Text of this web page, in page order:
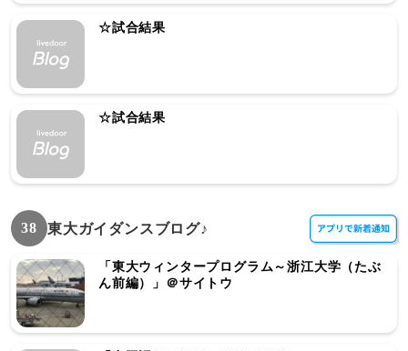
☆試合結果
☆試合結果
38 東大ガイダンスブログ♪
「東大ウィンタープログラム～浙江大学（たぶ
ん前編）」＠サイトウ